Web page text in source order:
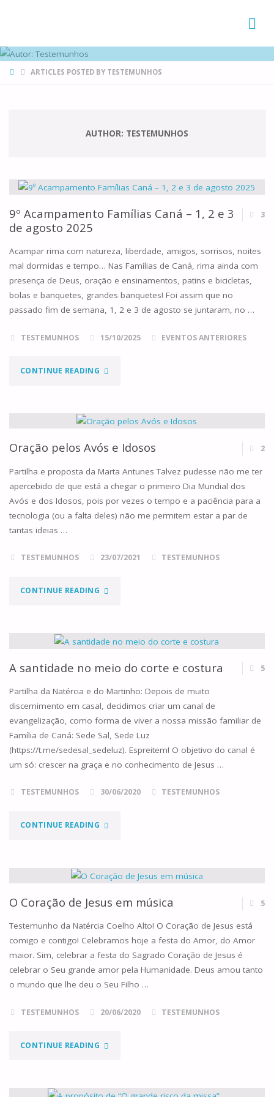
HOMEARTICLES POSTED BY TESTEMUNHOS
AUTHOR: TESTEMUNHOS
9º Acampamento Famílias Caná – 1, 2 e 3
de agosto 2025
3
Acampar rima com natureza, liberdade, amigos, sorrisos, noites
mal dormidas e tempo… Nas Famílias de Caná, rima ainda com
presença de Deus, oração e ensinamentos, patins e bicicletas,
bolas e banquetes, grandes banquetes! Foi assim que no
passado fim de semana, 1, 2 e 3 de agosto se juntaram, no …
TESTEMUNHOS 15/10/2025 EVENTOS ANTERIORES
CONTINUE READING"9º
FAMÍLIAS
CANÁ
–
1,
2
DE
2025"
Oração pelos Avós e Idosos 2
Partilha e proposta da Marta Antunes Talvez pudesse não me ter
apercebido de que está a chegar o primeiro Dia Mundial dos
Avós e dos Idosos, pois por vezes o tempo e a paciência para a
tecnologia (ou a falta deles) não me permitem estar a par de
tantas ideias …
TESTEMUNHOS 23/07/2021 TESTEMUNHOS
CONTINUE READING"ORAÇÃO
AVÓS
IDOSOS"
A santidade no meio do corte e costura 5
Partilha da Natércia e do Martinho: Depois de muito
discernimento em casal, decidimos criar um canal de
evangelização, como forma de viver a nossa missão familiar de
Família de Caná: Sede Sal, Sede Luz
(https://t.me/sedesal_sedeluz). Espreitem! O objetivo do canal é
um só: crescer na graça e no conhecimento de Jesus …
TESTEMUNHOS 30/06/2020 TESTEMUNHOS
CONTINUE READING"A
NO
MEIO
DO
CORTE
E
O Coração de Jesus em música 5
Testemunho da Natércia Coelho Alto! O Coração de Jesus está
comigo e contigo! Celebramos hoje a festa do Amor, do Amor
maior. Sim, celebrar a festa do Sagrado Coração de Jesus é
celebrar o Seu grande amor pela Humanidade. Deus amou tanto
o mundo que lhe deu o Seu Filho …
TESTEMUNHOS 20/06/2020 TESTEMUNHOS
CONTINUE READING"O
DE